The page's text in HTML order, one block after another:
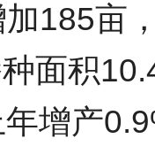
185亩
面积
增产